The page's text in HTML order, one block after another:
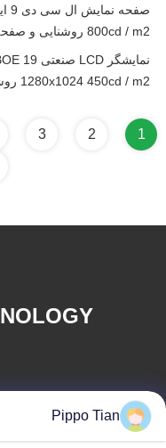
800cd / m2 روشنایی و صفحه لمسی
1280x1024 450cd / m2 روشنایی و 50K ساعت کار
1
2
3
Pippo Tian